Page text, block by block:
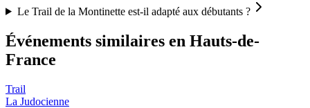
Le Trail de la Montinette est-il adapté aux débutants ?
Événements similaires en Hauts-de-
France
Trail
La Judocienne